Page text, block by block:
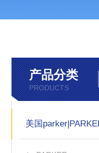
产品分类
PRODUCTS